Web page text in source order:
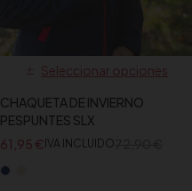
Seleccionar opciones
CHAQUETA DE INVIERNO
PESPUNTES SLX
61,95 €IVA INCLUIDO